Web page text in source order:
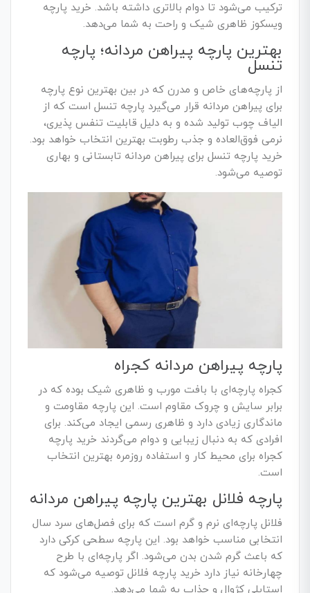
ترکیب می‌شود تا دوام بالاتری داشته باشد. خرید پارچه
ویسکوز ظاهری شیک و راحت به شما می‌دهد.
بهترین پارچه پیراهن مردانه؛ پارچه
تنسل
از پارچه‌های خاص و مدرن که در بین بهترین نوع پارچه
برای پیراهن مردانه قرار می‌گیرد پارچه تنسل است که از
الیاف چوب تولید شده و به دلیل قابلیت تنفس پذیری،
نرمی فوق‌العاده و جذب رطوبت بهترین انتخاب خواهد بود.
خرید پارچه تنسل برای پیراهن مردانه تابستانی و بهاری
توصیه می‌شود.
پارچه پیراهن مردانه کجراه
کجراه پارچه‌ای با بافت مورب و ظاهری شیک بوده که در
برابر سایش و چروک مقاوم است. این پارچه مقاومت و
ماندگاری زیادی دارد و ظاهری رسمی ایجاد می‌کند. برای
افرادی که به دنبال زیبایی و دوام می‌گردند خرید پارچه
کجراه برای محیط کار و استفاده روزمره بهترین انتخاب
است.
پارچه فلانل بهترین پارچه پیراهن مردانه
فلانل پارچه‌ای نرم و گرم است که برای فصل‌های سرد سال
انتخابی مناسب خواهد بود. این پارچه سطحی کرکی دارد
که باعث گرم شدن بدن می‌شود. اگر پارچه‌ای با طرح
چهارخانه نیاز دارد خرید پارچه فلانل توصیه می‌شود که
استایلی کژوال و جذاب به شما می‌دهد.